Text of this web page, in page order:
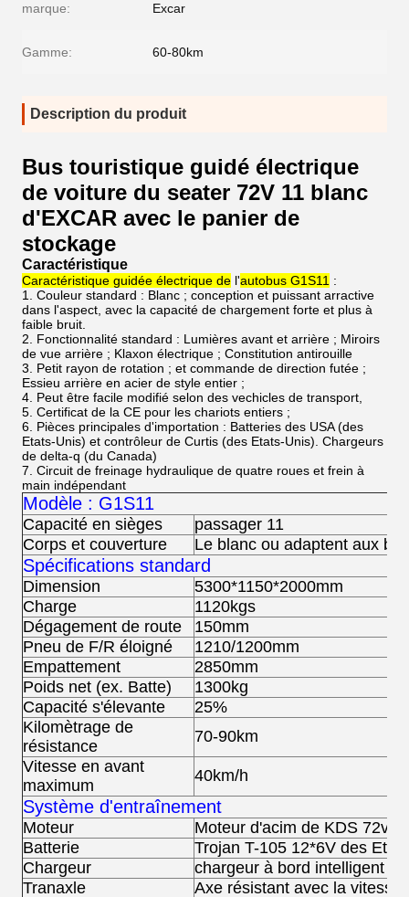
marque: Excar
Gamme: 60-80km
Description du produit
Bus touristique guidé électrique
de voiture du seater 72V 11 blanc
d'EXCAR avec le panier de
stockage
Caractéristique
Caractéristique guidée électrique de l'autobus G1S11 :
1. Couleur standard : Blanc ; conception et puissant arractive
dans l'aspect, avec la capacité de chargement forte et plus à
faible bruit.
2. Fonctionnalité standard : Lumières avant et arrière ; Miroirs
de vue arrière ; Klaxon électrique ; Constitution antirouille
3. Petit rayon de rotation ; et commande de direction futée ;
Essieu arrière en acier de style entier ;
4. Peut être facile modifié selon des vechicles de transport,
5. Certificat de la CE pour les chariots entiers ;
6. Pièces principales d'importation : Batteries des USA (des
Etats-Unis) et contrôleur de Curtis (des Etats-Unis). Chargeurs
de delta-q (du Canada)
7. Circuit de freinage hydraulique de quatre roues et frein à
main indépendant
Modèle : G1S11
Capacité en sièges
passager 11
Corps et couverture
Le blanc ou adaptent aux
Spécifications standard
Dimension
5300*1150*2000mm
Charge
1120kgs
Dégagement de route
150mm
Pneu de F/R éloigné
1210/1200mm
Empattement
2850mm
Poids net (ex. Batte)
1300kg
Capacité s'élevante
25%
Kilomètrage de
résistance
70-90km
Vitesse en avant
maximum
40km/h
Système d'entraînement
Moteur
Moteur d'acim de KDS 72v
Batterie
Trojan T-105 12*6V des
Chargeur
chargeur à bord intelligent
Tranaxle
Axe résistant avec la vitesse